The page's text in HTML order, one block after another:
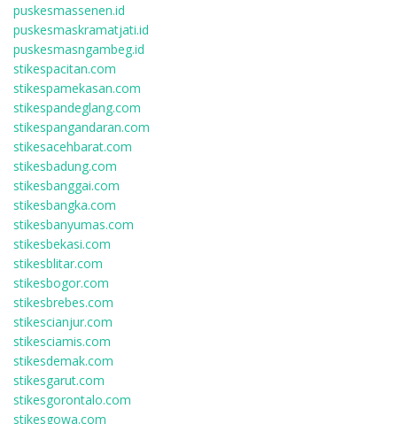
puskesmassenen.id
puskesmaskramatjati.id
puskesmasngambeg.id
stikespacitan.com
stikespamekasan.com
stikespandeglang.com
stikespangandaran.com
stikesacehbarat.com
stikesbadung.com
stikesbanggai.com
stikesbangka.com
stikesbanyumas.com
stikesbekasi.com
stikesblitar.com
stikesbogor.com
stikesbrebes.com
stikescianjur.com
stikesciamis.com
stikesdemak.com
stikesgarut.com
stikesgorontalo.com
stikesgowa.com